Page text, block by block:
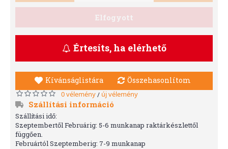
Elfogyott
Értesíts, ha elérhető
Kívánságlistára Összehasonlítom
0 vélemény/ új vélemény
Szállítási információ
Szállítási idő:
Szeptembertől Februárig: 5-6 munkanap raktárkészlettől
függően.
Februártól Szeptemberig: 7-9 munkanap